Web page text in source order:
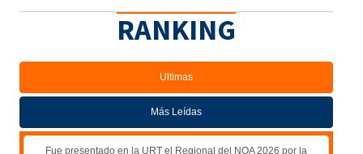
RANKING
Ultimas
Más Leídas
Fue presentado en la URT el Regional del NOA 2026 por la